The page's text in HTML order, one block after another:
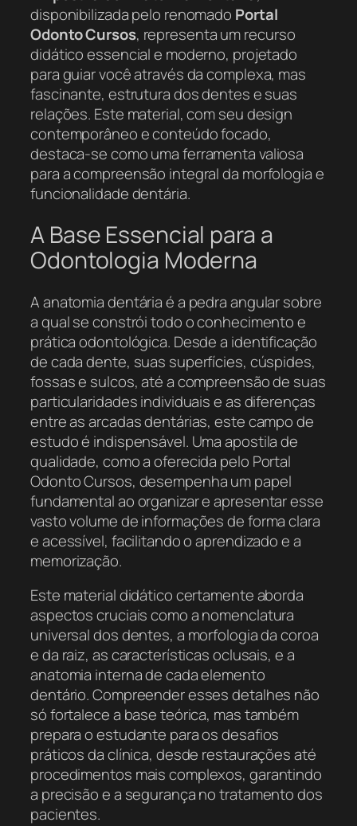
disponibilizada pelo renomado Portal
Odonto Cursos, representa um recurso
didático essencial e moderno, projetado
para guiar você através da complexa, mas
fascinante, estrutura dos dentes e suas
relações. Este material, com seu design
contemporâneo e conteúdo focado,
destaca-se como uma ferramenta valiosa
para a compreensão integral da morfologia e
funcionalidade dentária.
A Base Essencial para a
Odontologia Moderna
A anatomia dentária é a pedra angular sobre
a qual se constrói todo o conhecimento e
prática odontológica. Desde a identificação
de cada dente, suas superfícies, cúspides,
fossas e sulcos, até a compreensão de suas
particularidades individuais e as diferenças
entre as arcadas dentárias, este campo de
estudo é indispensável. Uma apostila de
qualidade, como a oferecida pelo Portal
Odonto Cursos, desempenha um papel
fundamental ao organizar e apresentar esse
vasto volume de informações de forma clara
e acessível, facilitando o aprendizado e a
memorização.
Este material didático certamente aborda
aspectos cruciais como a nomenclatura
universal dos dentes, a morfologia da coroa
e da raiz, as características oclusais, e a
anatomia interna de cada elemento
dentário. Compreender esses detalhes não
só fortalece a base teórica, mas também
prepara o estudante para os desafios
práticos da clínica, desde restaurações até
procedimentos mais complexos, garantindo
a precisão e a segurança no tratamento dos
pacientes.